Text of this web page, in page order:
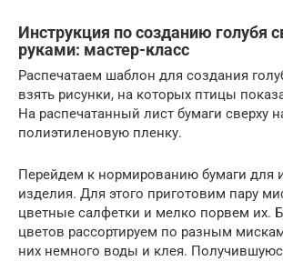
Инструкция по созданию голубя
руками: мастер-класс
Распечатаем шаблон для создания
взять рисунки, на которых птицы
На распечатанный лист бумаги сверху
полиэтиленовую пленку.
Перейдем к нормированию бумаги для
изделия. Для этого приготовим пару
цветные салфетки и мелко порвем их.
цветов рассортируем по разным
них немного воды и клея.